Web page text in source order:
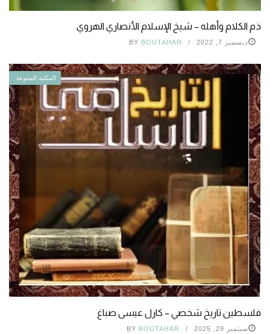
ذم الكلام وأهله – شيخ الإسلام الأنصاري الهروي
ديسمبر 7, 2022 BY BOUTAHAR
المكتبة المتنوعة
فلسطين تاريخ شخصي – كارل عيسى صباغ
سبتمبر 29, 2025 BY BOUTAHAR